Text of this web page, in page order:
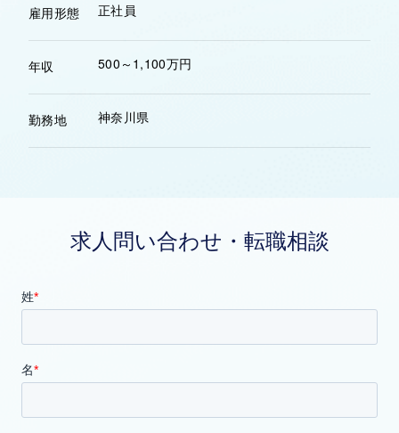
雇用形態 正社員
年収 500～1,100万円
勤務地 神奈川県
求人問い合わせ・転職相談